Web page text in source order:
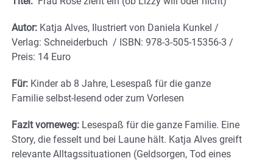
Autor: Katja Alves, Ilustriert von Daniela Kunkel /
Verlag: Schneiderbuch / ISBN: 978-3-505-15356-3 /
Preis: 14 Euro
Für: Kinder ab 8 Jahre, Lesespaß für die ganze
Familie selbst-lesend oder zum Vorlesen
Fazit vorneweg: Lesespaß für die ganze Familie. Eine
Story, die fesselt und bei Laune hält. Katja Alves greift
relevante Alltagssituationen (Geldsorgen, Tod eines